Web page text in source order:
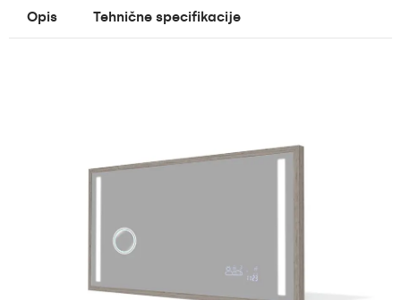
Opis Tehnične specifikacije